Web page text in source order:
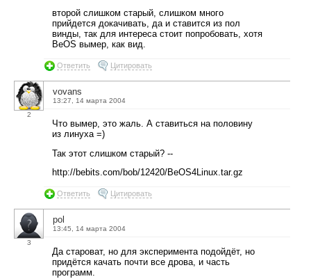
второй слишком старый, слишком много
прийдется докачивать, да и ставится из пол
винды, так для интереса стоит попробовать, хотя
BeOS вымер, как вид.
Ответить Цитировать
2
vovans
13:27, 14 марта 2004
Что вымер, это жаль. А ставиться на половину
из линуха =)
Так этот слишком старый? --
http://bebits.com/bob/12420/BeOS4Linux.tar.gz
Ответить Цитировать
3
pol
13:45, 14 марта 2004
Да староват, но для эксперимента подойдёт, но
придётся качать почти все дрова, и часть
программ.